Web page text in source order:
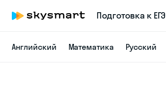
Подготовка к ЕГЭ
Английский Математика Русский